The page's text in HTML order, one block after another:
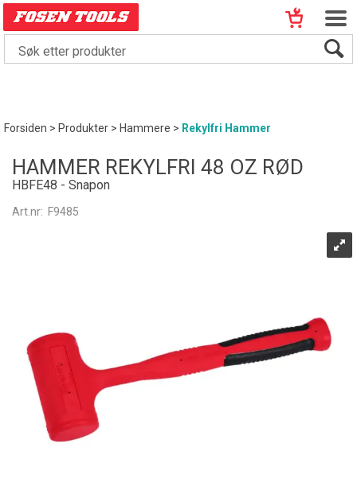
Forsiden>Produkter>Hammere> Rekylfri Hammer
HAMMER REKYLFRI 48 OZ RØD
HBFE48 - Snapon
Art.nr: F9485